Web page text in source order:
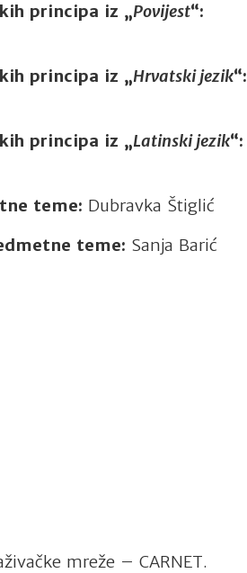
principa iz „Povijest“:
principa iz „Hrvatski jezik“:
principa iz „Latinski jezik“:
teme: Dubravka Štiglić
teme: Sanja Barić
mreže – CARNET.